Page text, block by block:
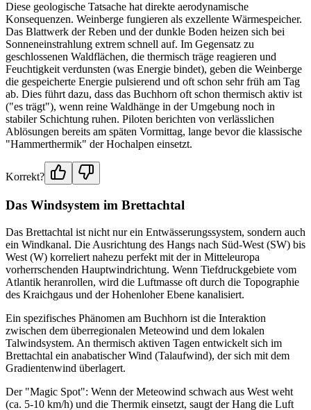
Diese geologische Tatsache hat direkte aerodynamische
Konsequenzen. Weinberge fungieren als exzellente Wärmespeicher.
Das Blattwerk der Reben und der dunkle Boden heizen sich bei
Sonneneinstrahlung extrem schnell auf. Im Gegensatz zu
geschlossenen Waldflächen, die thermisch träge reagieren und
Feuchtigkeit verdunsten (was Energie bindet), geben die Weinberge
die gespeicherte Energie pulsierend und oft schon sehr früh am Tag
ab. Dies führt dazu, dass das Buchhorn oft schon thermisch aktiv ist
("es trägt"), wenn reine Waldhänge in der Umgebung noch in
stabiler Schichtung ruhen. Piloten berichten von verlässlichen
Ablösungen bereits am späten Vormittag, lange bevor die klassische
"Hammerthermik" der Hochalpen einsetzt.
Korrekt?
Das Windsystem im Brettachtal
Das Brettachtal ist nicht nur ein Entwässerungssystem, sondern auch
ein Windkanal. Die Ausrichtung des Hangs nach Süd-West (SW) bis
West (W) korreliert nahezu perfekt mit der in Mitteleuropa
vorherrschenden Hauptwindrichtung. Wenn Tiefdruckgebiete vom
Atlantik heranrollen, wird die Luftmasse oft durch die Topographie
des Kraichgaus und der Hohenloher Ebene kanalisiert.
Ein spezifisches Phänomen am Buchhorn ist die Interaktion
zwischen dem überregionalen Meteowind und dem lokalen
Talwindsystem. An thermisch aktiven Tagen entwickelt sich im
Brettachtal ein anabatischer Wind (Talaufwind), der sich mit dem
Gradientenwind überlagert.
Der "Magic Spot": Wenn der Meteowind schwach aus West weht
(ca. 5-10 km/h) und die Thermik einsetzt, saugt der Hang die Luft